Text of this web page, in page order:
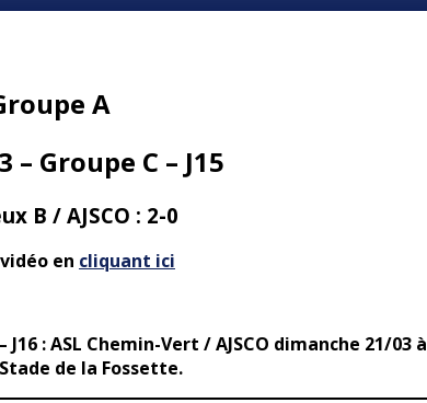
A
– Groupe C – J15
B / AJSCO : 2-0
en cliquant ici
J16 : ASL Chemin-Vert / AJSCO dimanche 21/03 à
de la Fossette.